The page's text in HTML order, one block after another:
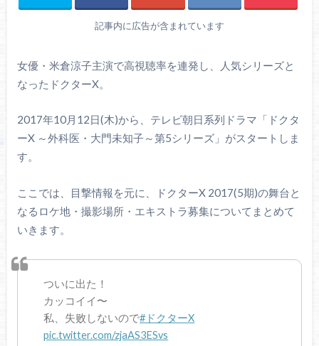
記事内に広告が含まれています
女優・米倉涼子主演で高視聴率を連発し、人気シリーズと
なったドクターX。
2017年10月12日(木)から、テレビ朝日系列ドラマ「ドクタ
ーX ～外科医・大門未知子～第5シリーズ」がスタートしま
す。
ここでは、目撃情報を元に、ドクターX 2017(5期)の舞台と
なるロケ地・撮影場所・エキストラ募集についてまとめて
いきます。
ついに出た！
カッコイイ〜
私、失败しないので#ドクターX
pic.twitter.com/zjaAS3ESvs